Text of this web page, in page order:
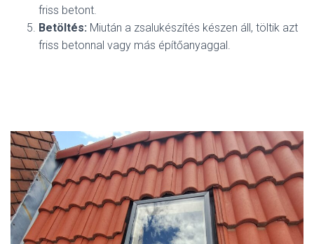
friss betont.
Betöltés: Miután a zsalukészítés készen áll, töltik azt
friss betonnal vagy más építőanyaggal.